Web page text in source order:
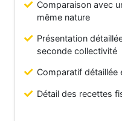
Comparaison avec
même nature
Présentation
seconde collectivité
Comparatif détaillée
Détail des recettes